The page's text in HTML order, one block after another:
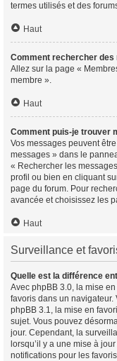
termes utilisés et des
Haut
Comment rechercher des
Allez sur la page «
membre ».
Haut
Comment puis-je trouver
Vos messages peuvent
messages » dans le
« Rechercher les
profil ou bien en cliquant
page du forum. Pour
avancée et choisissez les
Haut
Surveillance et
Quelle est la différence
Avec phpBB 3.0, la mise
favoris dans un navigateur.
phpBB 3.1, la mise en
sujet. Vous pouvez
jour. Cependant, la
lorsqu’il y a une mise à
notifications pour les